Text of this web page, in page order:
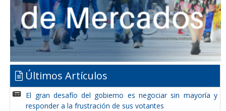
Últimos Artículos
El gran desafío del gobierno es negociar sin mayoría y
responder a la frustración de sus votantes